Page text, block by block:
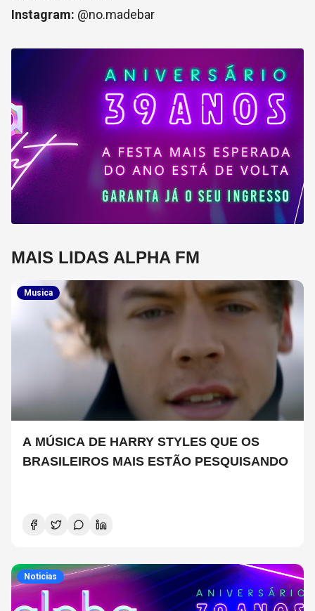
Instagram: @no.madebar
MAIS LIDAS ALPHA FM
Musica
A MÚSICA DE HARRY STYLES QUE OS
BRASILEIROS MAIS ESTÃO PESQUISANDO
Noticias